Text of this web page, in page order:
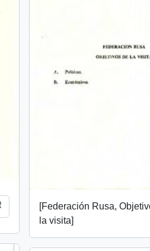
Añadir al portapapeles
[Federación Rusa,
la visita]